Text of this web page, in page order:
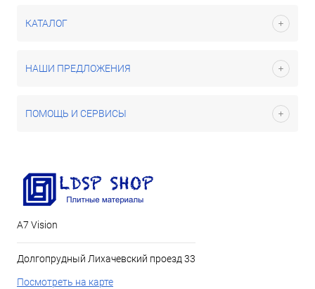
КАТАЛОГ
НАШИ ПРЕДЛОЖЕНИЯ
ПОМОЩЬ И СЕРВИСЫ
А7 Vision
Долгопрудный Лихачевский проезд 33
Посмотреть на карте